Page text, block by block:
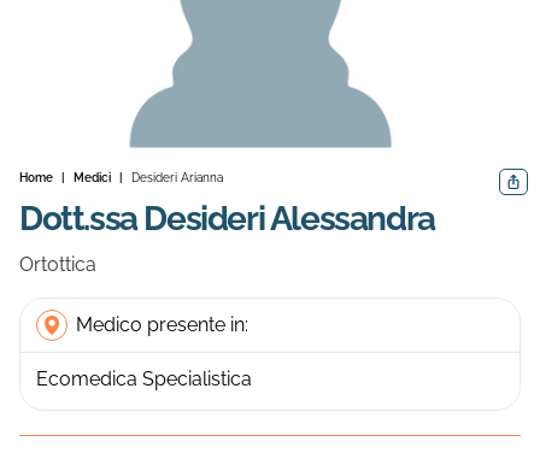
Home Medici Desideri Arianna
Dott.ssa Desideri Alessandra
Ortottica
Medico presente in:
Ecomedica Specialistica